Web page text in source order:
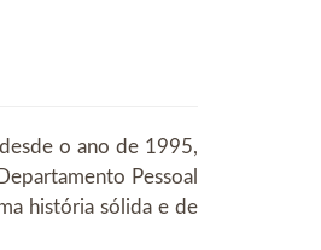
o ano de 1995,
Pessoal
história sólida e de